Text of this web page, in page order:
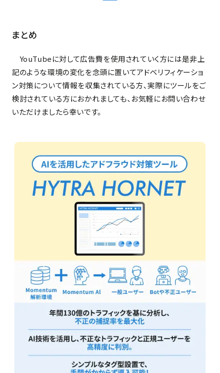
まとめ
YouTubeに対して広告費を使用されていく方には是非上
記のような環境の変化を念頭に置いてアドベリフィケーショ
ン対策について情報を収集されている方、実際にツールをご
検討されている方におかれましても、お気軽にお問い合わせ
いただけましたら幸いです。